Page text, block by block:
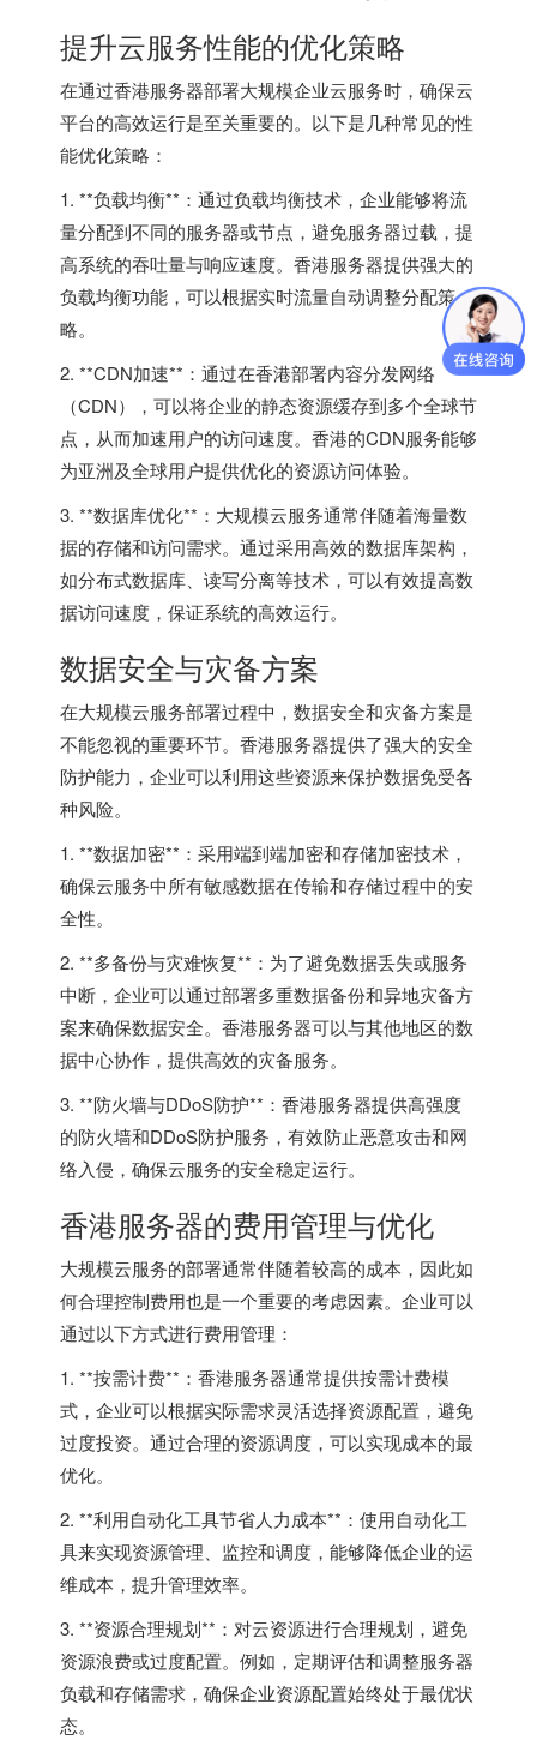
提升云服务性能的优化策略
在通过香港服务器部署大规模企业云服务时，确保云
平台的高效运行是至关重要的。以下是几种常见的性
能优化策略：
1. **负载均衡**：通过负载均衡技术，企业能够将流
量分配到不同的服务器或节点，避免服务器过载，提
高系统的吞吐量与响应速度。 香港服务器提供强大的
负载均衡功能，可以根据实时流量自动调整分配策
略。
2. **CDN加速**：通过在香港部署内容分发网络
（CDN），可以将企业的静态资源缓存到多个全球节
点，从而加速用户的访问速度。香港的CDN服务能够
为亚洲及全球用户提供优化的资源访问体验。
3. **数据库优化**：大规模云服务通常伴随着海量数
据的存储和访问需求。通过采用高效的数据库架构，
如分布式数据库、读写分离等技术，可以有效提高数
据访问速度，保证系统的高效运行。
数据安全与灾备方案
在大规模云服务部署过程中，数据安全和灾备方案是
不能忽视的重要环节。香港服务器提供了强大的安全
防护能力，企业可以利用这些资源来保护数据免受各
种风险。
1. **数据加密**：采用端到端加密和存储加密技术，
确保云服务中所有敏感数据在传输和存储过程中的安
全性。
2. **多备份与灾难恢复**：为了避免数据丢失或服务
中断，企业可以通过部署多重数据备份和异地灾备方
案来确保数据安全。香港服务器可以与其他地区的数
据中心协作，提供高效的灾备服务。
3. **防火墙与DDoS防护**： 香港服务器提供高强度
的防火墙和DDoS防护服务，有效防止恶意攻击和网
络入侵，确保云服务的安全稳定运行。
香港服务器的费用管理与优化
大规模云服务的部署通常伴随着较高的成本，因此如
何合理控制费用也是一个重要的考虑因素。企业可以
通过以下方式进行费用管理：
1. **按需计费**：香港服务器通常提供按需计费模
式，企业可以根据实际需求灵活选择资源配置，避免
过度投资。通过合理的资源调度，可以实现成本的最
优化。
2. **利用自动化工具节省人力成本**：使用自动化工
具来实现资源管理、监控和调度，能够降低企业的运
维成本，提升管理效率。
3. **资源合理规划**：对云资源进行合理规划，避免
资源浪费或过度配置。例如，定期评估和调整服务器
负载和存储需求，确保企业资源配置始终处于最优状
态。